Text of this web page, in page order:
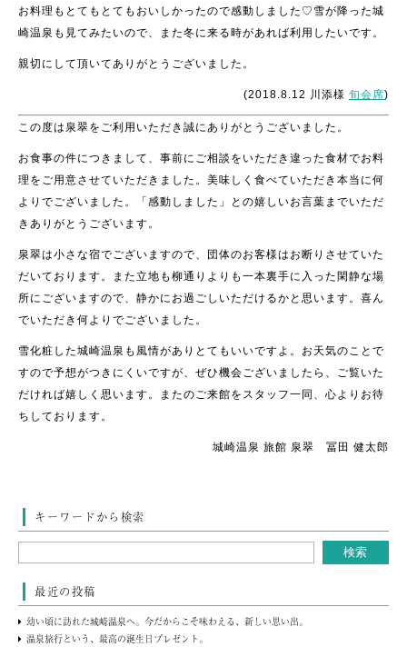
お料理もとてもとてもおいしかったので感動しました♡雪が降った城
崎温泉も見てみたいので、また冬に来る時があれば利用したいです。
親切にして頂いてありがとうございました。
(2018.8.12 川添様 旬会席)
この度は泉翠をご利用いただき誠にありがとうございました。
お食事の件につきまして、事前にご相談をいただき違った食材でお料
理をご用意させていただきました。美味しく食べていただき本当に何
よりでございました。「感動しました」との嬉しいお言葉までいただ
きありがとうございます。
泉翠は小さな宿でございますので、団体のお客様はお断りさせていた
だいております。また立地も柳通りよりも一本裏手に入った閑静な場
所にございますので、静かにお過ごしいただけるかと思います。喜ん
でいただき何よりでございました。
雪化粧した城崎温泉も風情がありとてもいいですよ。お天気のことで
すので予想がつきにくいですが、ぜひ機会ございましたら、ご覧いた
だければ嬉しく思います。またのご来館をスタッフ一同、心よりお待
ちしております。
城崎温泉 旅館 泉翠 冨田 健太郎
キーワードから検索
最近の投稿
幼い頃に訪れた城崎温泉へ。今だからこそ味わえる、新しい思い出。
温泉旅行という、最高の誕生日プレゼント。